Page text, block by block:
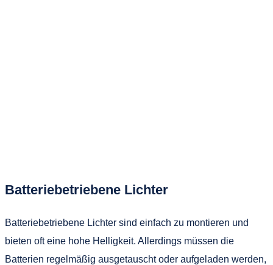
Batteriebetriebene Lichter
Batteriebetriebene Lichter sind einfach zu montieren und
bieten oft eine hohe Helligkeit. Allerdings müssen die
Batterien regelmäßig ausgetauscht oder aufgeladen werden,